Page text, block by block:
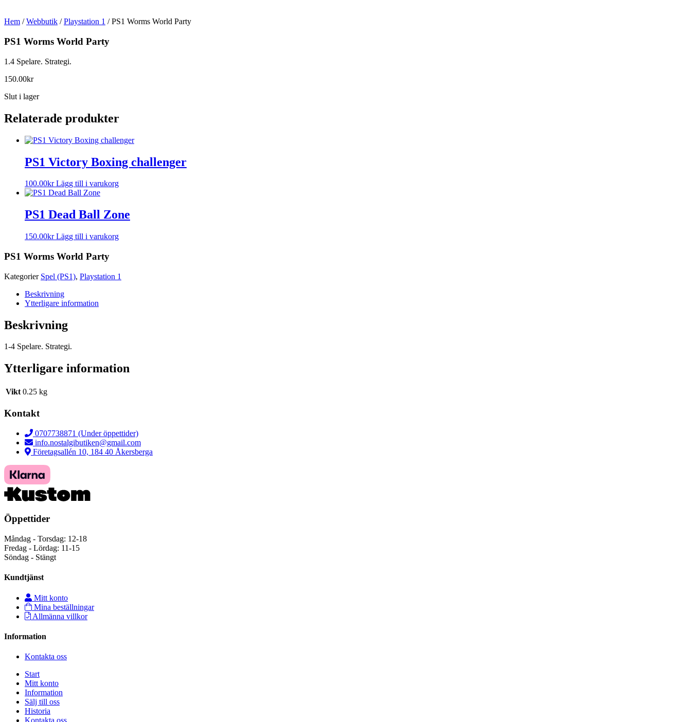
Hem /Webbutik /Playstation 1 / PS1 Worms World Party
PS1 Worms World Party
1.4 Spelare. Strategi.
150.00kr
Slut i lager
Relaterade produkter
PS1 Victory Boxing challenger
100.00kr Lägg till i varukorg
PS1 Dead Ball Zone
150.00kr Lägg till i varukorg
PS1 Worms World Party
Kategorier Spel (PS1), Playstation 1
Beskrivning
Ytterligare information
Beskrivning
1-4 Spelare. Strategi.
Ytterligare information
Vikt 0.25 kg
Kontakt
0707738871 (Under öppettider)
info.nostalgibutiken@gmail.com
Företagsallén 10, 184 40 Åkersberga
Öppettider
Måndag - Torsdag: 12-18
Fredag - Lördag: 11-15
Söndag - Stängt
Kundtjänst
Mitt konto
Mina beställningar
Allmänna villkor
Information
Kontakta oss
Start
Mitt konto
Information
Sälj till oss
Historia